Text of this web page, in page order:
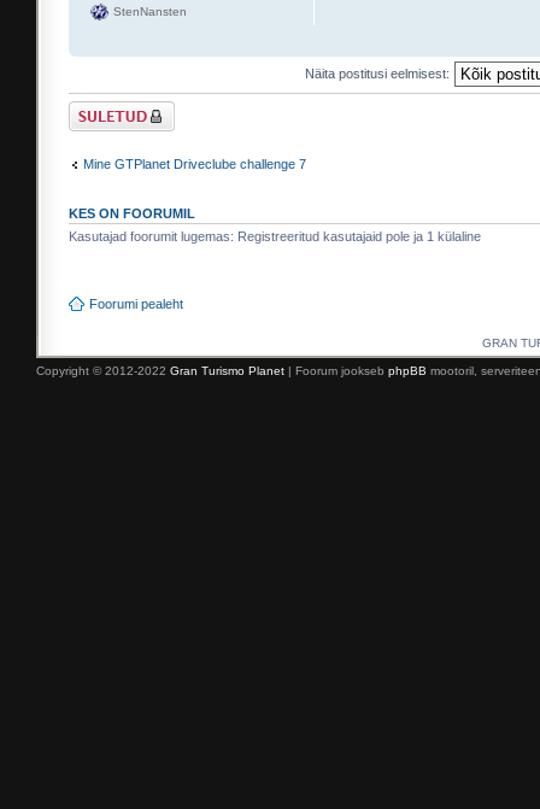
StenNansten
Näita postitusi eelmisest:
Suletud teema
Mine GTPlanet Driveclube challenge 7
KES ON FOORUMIL
Kasutajad foorumit lugemas: Registreeritud kasutajaid pole ja 1 külaline
Foorumi pealeht
GRAN
Copyright © 2012-2022 Gran Turismo Planet | Foorum jookseb phpBB mootoril,